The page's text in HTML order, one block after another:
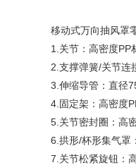
移动式万向抽风罩
1.关节：高密度PP
2.支撑弹簧/关节连
3.伸缩导管：直径
4.固定架：高密度
5.关节密封圈：高
6.拱形/杯形集气罩
7.关节松紧旋钮：